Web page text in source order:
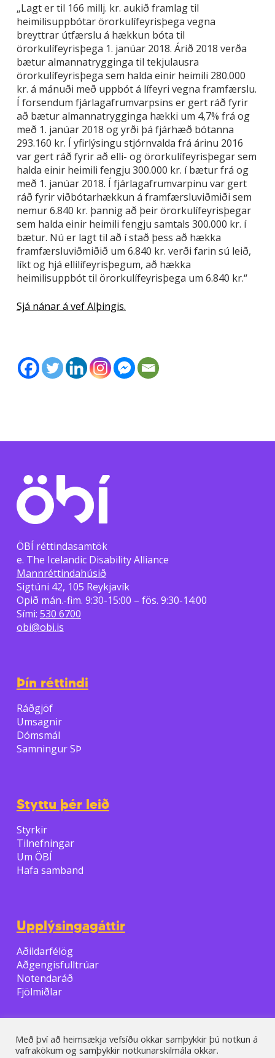
„Lagt er til 166 millj. kr. aukið framlag til
heimilisuppbótar örorkulífeyrisþega vegna
breyttrar útfærslu á hækkun bóta til
örorkulífeyrisþega 1. janúar 2018. Árið 2018 verða
bætur almannatrygginga til tekjulausra
örorkulífeyrisþega sem halda einir heimili 280.000
kr. á mánuði með uppbót á lífeyri vegna framfærslu.
Í forsendum fjárlagafrumvarpsins er gert ráð fyrir
að bætur almannatrygginga hækki um 4,7% frá og
með 1. janúar 2018 og yrði þá fjárhæð bótanna
293.160 kr. Í yfirlýsingu stjórnvalda frá árinu 2016
var gert ráð fyrir að elli- og örorkulífeyrisþegar sem
halda einir heimili fengju 300.000 kr. í bætur frá og
með 1. janúar 2018. Í fjárlagafrumvarpinu var gert
ráð fyrir viðbótarhækkun á framfærsluviðmiði sem
nemur 6.840 kr. þannig að þeir örorkulífeyrisþegar
sem halda einir heimili fengju samtals 300.000 kr. í
bætur. Nú er lagt til að í stað þess að hækka
framfærsluviðmiðið um 6.840 kr. verði farin sú leið,
líkt og hjá ellilífeyrisþegum, að hækka
heimilisuppbót til örorkulífeyrisþega um 6.840 kr.“
Sjá nánar á vef Alþingis.
ÖBÍ réttindasamtök
e. The Icelandic Disability Alliance
Mannréttindahúsið
Sigtúni 42, 105 Reykjavík
Opið mán.-fim. 9:30-15:00 – fös. 9:30-14:00
Sími: 530 6700
obi@obi.is
Þín réttindi
Ráðgjöf
Umsagnir
Dómsmál
Samningur SÞ
Styttu þér leið
Styrkir
Tilnefningar
Um ÖBÍ
Hafa samband
Upplýsingagáttir
Aðildarfélög
Aðgengisfulltrúar
Notendaráð
Fjölmiðlar
© 2026 ÖBI.
Með því að heimsækja vefsíðu okkar samþykkir þú notkun á
vafrakökum og samþykkir notkunarskilmála okkar.